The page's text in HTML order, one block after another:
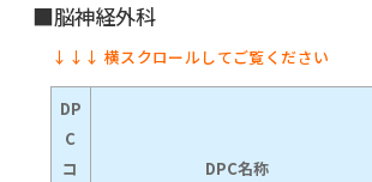
脳神経外科
↓↓↓ 横スクロールしてご覧ください
DP
C
コ
DPC名称